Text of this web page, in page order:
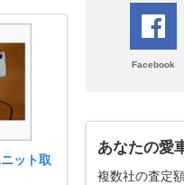
ット取
Facebook
あなたの愛
複数社の査定